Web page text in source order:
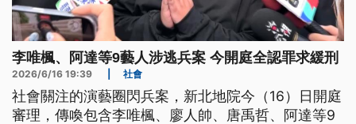
李唯楓、阿達等9藝人涉逃兵案 今開庭全認罪求緩刑
2026/6/16 19:39 社會
社會關注的演藝圈閃兵案，新北地院今（16）日開庭
審理，傳喚包含李唯楓、廖人帥、唐禹哲、阿達等9